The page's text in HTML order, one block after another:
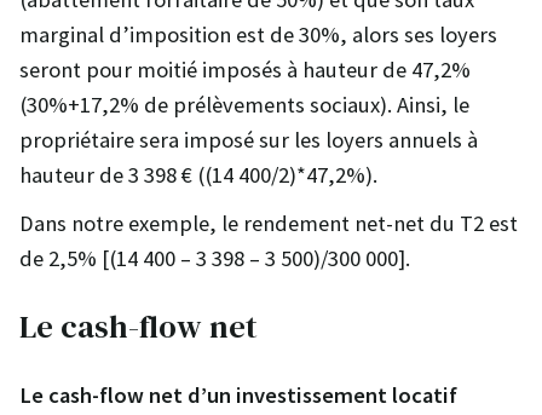
marginal d’imposition est de 30%, alors ses loyers
seront pour moitié imposés à hauteur de 47,2%
(30%+17,2% de prélèvements sociaux). Ainsi, le
propriétaire sera imposé sur les loyers annuels à
hauteur de 3 398 € ((14 400/2)*47,2%).
Dans notre exemple, le rendement net-net du T2 est
de 2,5% [(14 400 – 3 398 – 3 500)/300 000].
Le cash-flow net
Le cash-flow net d’un investissement locatif